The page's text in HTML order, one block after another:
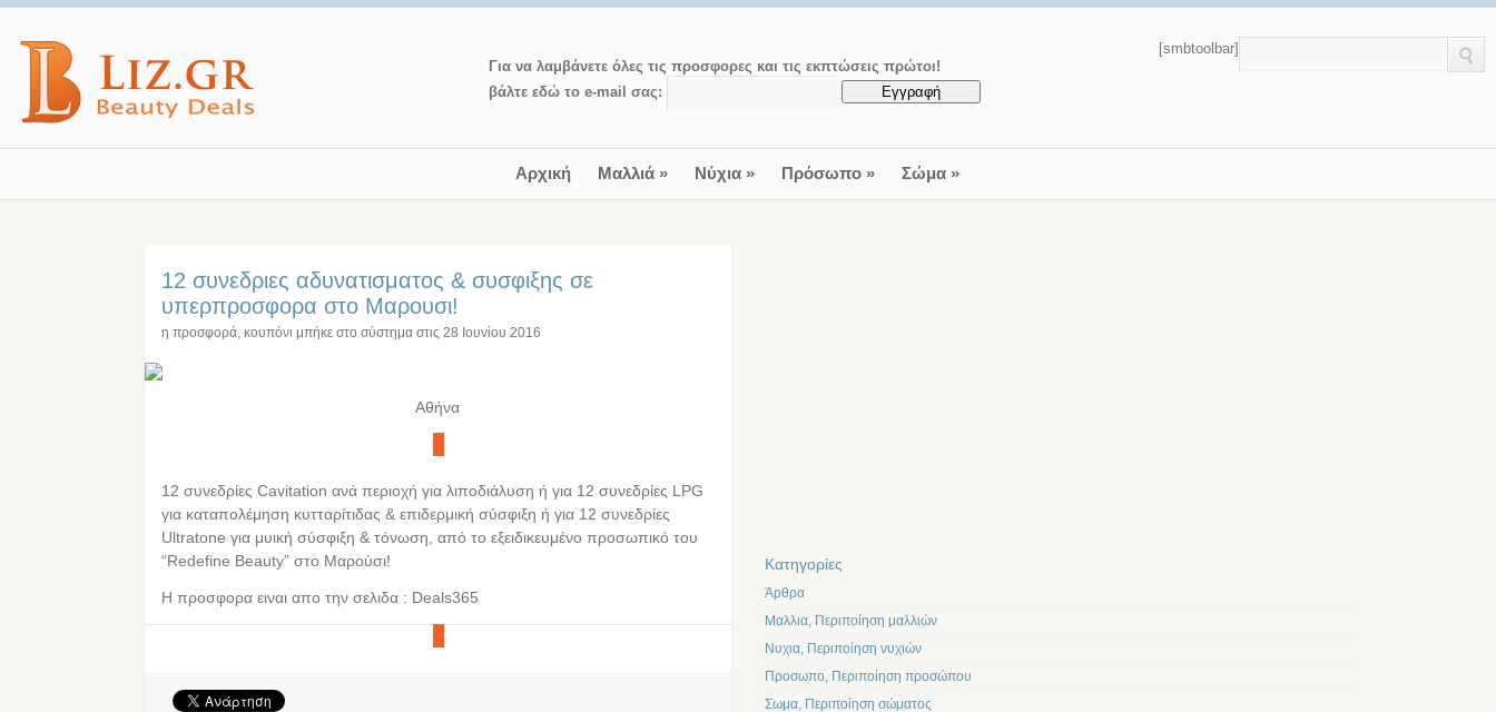
Για να λαμβάνετε όλες τις προσφορες και τις εκπτώσεις πρώτοι!
βάλτε εδώ το e-mail σας:
[smbtoolbar]
Αρχική Μαλλιά» Νύχια» Πρόσωπο» Σώμα»
12 συνεδριες αδυνατισματος & συσφιξης σε
υπερπροσφορα στο Μαρουσι!
η προσφορά, κουπόνι μπήκε στο σύστημα στις28 Ιουνίου 2016
Αθήνα
12 συνεδρίες Cavitation ανά περιοχή για λιποδιάλυση ή για 12 συνεδρίες LPG
για καταπολέμηση κυτταρίτιδας & επιδερμική σύσφιξη ή για 12 συνεδρίες
Ultratone για μυική σύσφιξη & τόνωση, από το εξειδικευμένο προσωπικό του
“Redefine Beauty” στο Μαρούσι!
Η προσφορα ειναι απο την σελιδα : Deals365
Kατηγορίες
Άρθρα
Μαλλια, Περιποίηση μαλλιών
Νυχια, Περιποίηση νυχιών
Προσωπο, Περιποίηση προσώπου
Σωμα, Περιποίηση σώματος